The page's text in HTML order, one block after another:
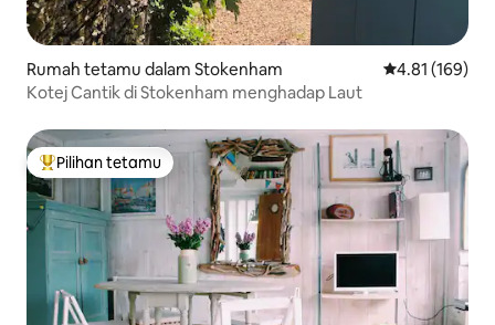
Rumah tetamu dalam Stokenham Penarafan
4.81 (169)
Kotej Cantik di Stokenham menghadap Laut
Pilihan utama tetamu
Pilihan tetamu